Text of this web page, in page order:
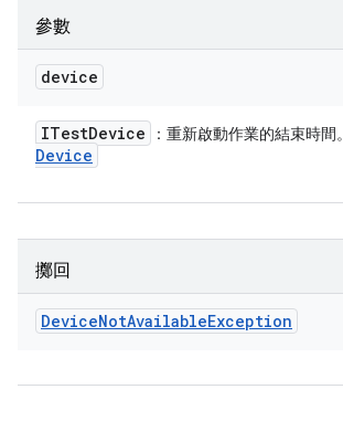
參數
device
ITestDevice ：重新啟動作業的結束時間。
Device
擲回
DeviceNotAvailableException